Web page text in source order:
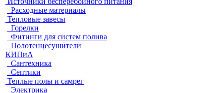
Расходные материалы
Тепловые завесы
Горелки
Фитинги для систем полива
Полотенцесушители
КИПиА
Сантехника
Септики
Теплые полы и самрег
Электрика